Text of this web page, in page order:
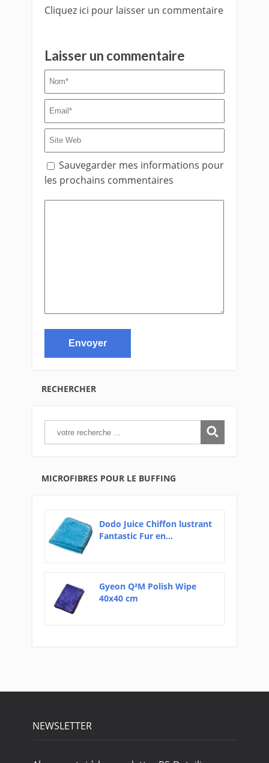
Cliquez ici pour laisser un commentaire
Laisser un commentaire
Sauvegarder mes informations pour
les prochains commentaires
RECHERCHER
MICROFIBRES POUR LE BUFFING
Dodo Juice Chiffon lustrant
Fantastic Fur en...
Gyeon Q²M Polish Wipe
40x40 cm
NEWSLETTER